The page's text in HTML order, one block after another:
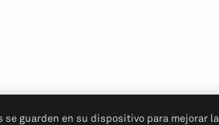
se guarden en su dispositivo para mejorar la